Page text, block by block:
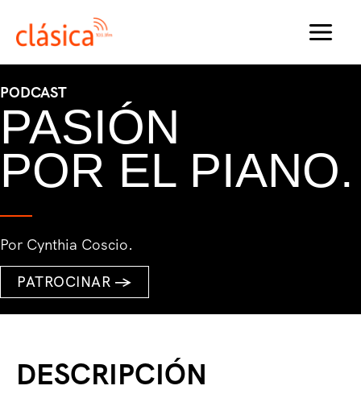
PODCAST
PASIÓN
POR EL PIANO.
Por Cynthia Coscio.
PATROCINAR→
DESCRIPCIÓN